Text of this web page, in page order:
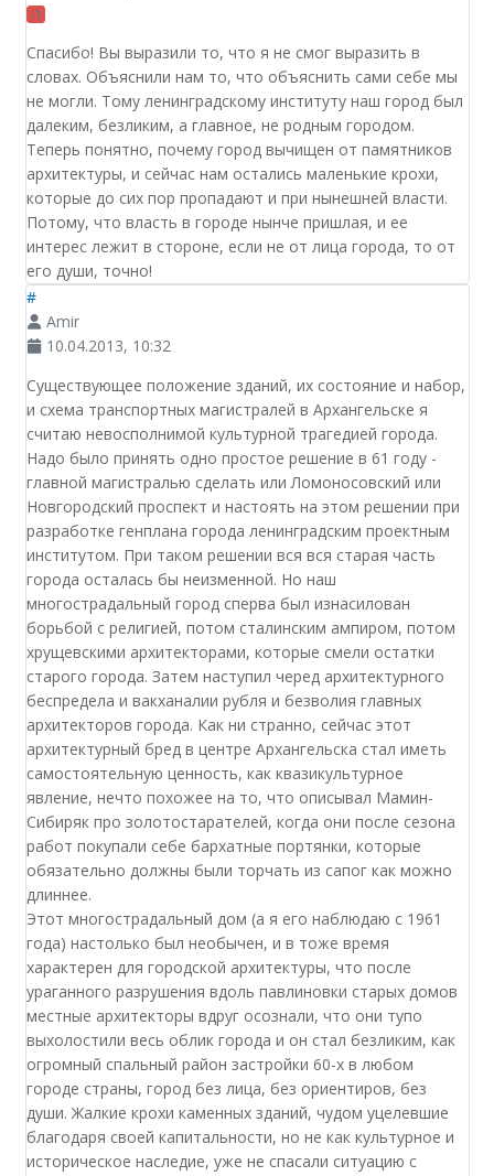
-1
Спасибо! Вы выразили то, что я не смог выразить в
словах. Объяснили нам то, что объяснить сами себе мы
не могли. Тому ленинградскому институту наш город был
далеким, безликим, а главное, не родным городом.
Теперь понятно, почему город вычищен от памятников
архитектуры, и сейчас нам остались маленькие крохи,
которые до сих пор пропадают и при нынешней власти.
Потому, что власть в городе нынче пришлая, и ее
интерес лежит в стороне, если не от лица города, то от
его души, точно!
#
Amir
10.04.2013, 10:32
Существующее положение зданий, их состояние и набор,
и схема транспортных магистралей в Архангельске я
считаю невосполнимой культурной трагедией города.
Надо было принять одно простое решение в 61 году -
главной магистралью сделать или Ломоносовский или
Новгородский проспект и настоять на этом решении при
разработке генплана города ленинградским проектным
институтом. При таком решении вся вся старая часть
города осталась бы неизменной. Но наш
многострадальный город сперва был изнасилован
борьбой с религией, потом сталинским ампиром, потом
хрущевскими архитекторами, которые смели остатки
старого города. Затем наступил черед архитектурного
беспредела и вакханалии рубля и безволия главных
архитекторов города. Как ни странно, сейчас этот
архитектурный бред в центре Архангельска стал иметь
самостоятельную ценность, как квазикультурное
явление, нечто похожее на то, что описывал Мамин-
Сибиряк про золотостарателей, когда они после сезона
работ покупали себе бархатные портянки, которые
обязательно должны были торчать из сапог как можно
длиннее.
Этот многострадальный дом (а я его наблюдаю с 1961
года) настолько был необычен, и в тоже время
характерен для городской архитектуры, что после
ураганного разрушения вдоль павлиновки старых домов
местные архитекторы вдруг осознали, что они тупо
выхолостили весь облик города и он стал безликим, как
огромный спальный район застройки 60-х в любом
городе страны, город без лица, без ориентиров, без
души. Жалкие крохи каменных зданий, чудом уцелевшие
благодаря своей капитальности, но не как культурное и
историческое наследие, уже не спасали ситуацию с